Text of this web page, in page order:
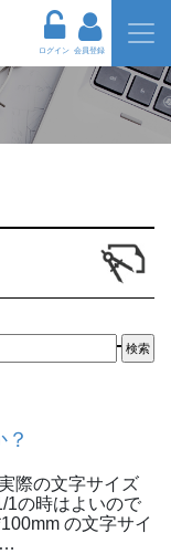
ログイン 会員登録
際の文字サイズ
1の時はよいので
の文字サイ
…